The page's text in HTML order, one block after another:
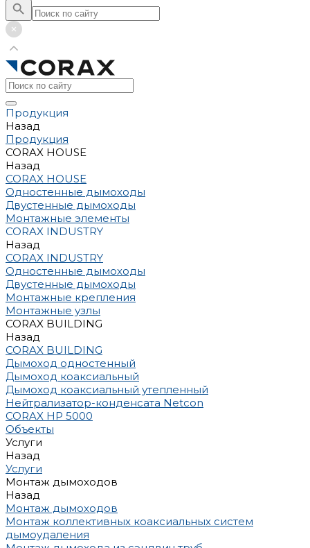
Продукция
Назад
Продукция
CORAX HOUSE
Назад
CORAX HOUSE
Одностенные дымоходы
Двустенные дымоходы
Монтажные элементы
CORAX INDUSTRY
Назад
CORAX INDUSTRY
Одностенные дымоходы
Двустенные дымоходы
Монтажные крепления
Монтажные узлы
CORAX BUILDING
Назад
CORAX BUILDING
Дымоход одностенный
Дымоход коаксиальный
Дымоход коаксиальный утепленный
Нейтрализатор-конденсата Netcon
CORAX HP 5000
Объекты
Услуги
Назад
Услуги
Монтаж дымоходов
Назад
Монтаж дымоходов
Монтаж коллективных коаксиальных систем
дымоудаления